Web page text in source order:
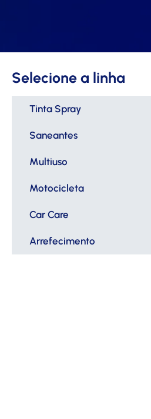
Selecione a linha
Tinta Spray
Saneantes
Multiuso
Motocicleta
Car Care
Arrefecimento